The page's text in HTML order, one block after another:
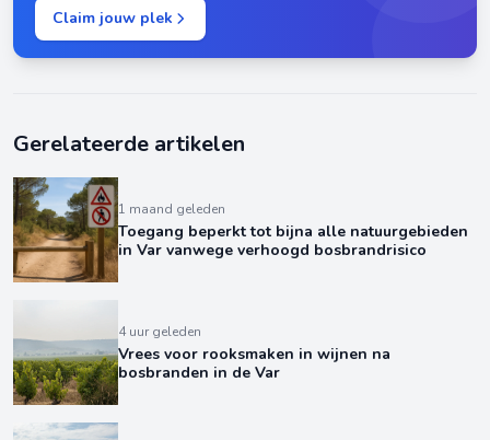
Claim jouw plek
Gerelateerde artikelen
1 maand geleden
Toegang beperkt tot bijna alle natuurgebieden
in Var vanwege verhoogd bosbrandrisico
4 uur geleden
Vrees voor rooksmaken in wijnen na
bosbranden in de Var